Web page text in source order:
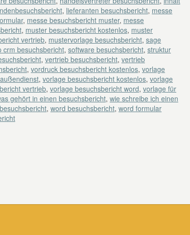
, lieferanten besuchsbericht, messe
, messe besuchsbericht muster, messe
, muster besuchsbericht kostenlos, muster
vertrieb, mustervorlage besuchsbericht, sage
crm besuchsbericht, software besuchsbericht, struktur
, vertrieb besuchsbericht, vertrieb
, vordruck besuchsbericht kostenlos, vorlage
, vorlage besuchsbericht kostenlos, vorlage
vertrieb, vorlage besuchsbericht word, vorlage für
gehört in einen besuchsbericht, wie schreibe ich einen
, word besuchsbericht, word formular